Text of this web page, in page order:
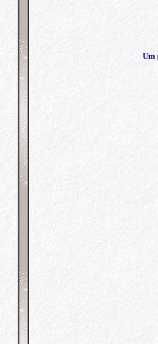
Um